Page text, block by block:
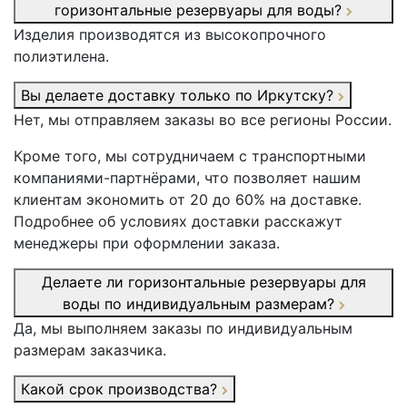
горизонтальные резервуары для воды?
Изделия производятся из высокопрочного
полиэтилена.
Вы делаете доставку только по Иркутску?
Нет, мы отправляем заказы во все регионы России.
Кроме того, мы сотрудничаем с транспортными
компаниями-партнёрами, что позволяет нашим
клиентам экономить от 20 до 60% на доставке.
Подробнее об условиях доставки расскажут
менеджеры при оформлении заказа.
Делаете ли горизонтальные резервуары для
воды по индивидуальным размерам?
Да, мы выполняем заказы по индивидуальным
размерам заказчика.
Какой срок производства?